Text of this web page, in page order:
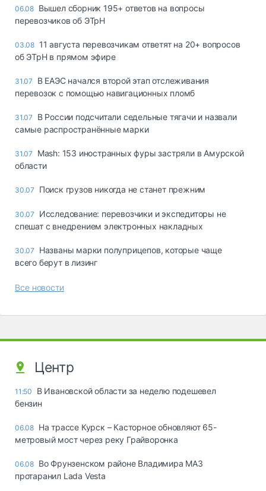
06.08 Вышел сборник 195+ ответов на вопросы
перевозчиков об ЭТрН
03.08 11 августа перевозчикам ответят на 20+ вопросов
об ЭТрН в прямом эфире
31.07
В ЕАЭС начался второй этап отслеживания
перевозок с помощью навигационных пломб
31.07
В России подсчитали седельные тягачи и назвали
самые распространённые марки
31.07
Mash: 153 иностранных фуры застряли в Амурской
области
30.07 Поиск грузов никогда не станет прежним
30.07
Исследование: перевозчики и экспедиторы не
спешат с внедрением электронных накладных
30.07
Названы марки полуприцепов, которые чаще
всего берут в лизинг
Все новости
Центр
11:50
В Ивановской области за неделю подешевел
бензин
06.08 На трассе Курск – Касторное обновляют 65-
метровый мост через реку Грайворонка
06.08 Во Фрунзенском районе Владимира МАЗ
протаранил Lada Vesta